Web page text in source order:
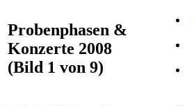
Probenphasen &
Konzerte 2008
(Bild 1 von 9)